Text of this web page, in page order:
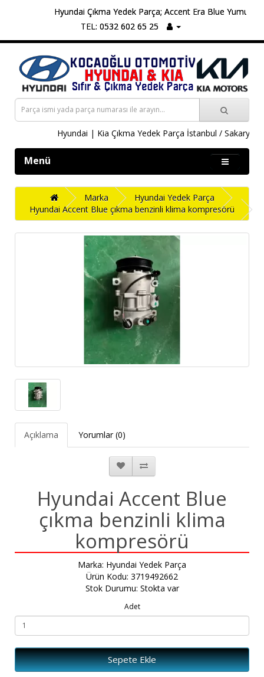
Hyundai Çıkma Yedek Parça; Accent Era Blue
TEL: 0532 602 65 25
Hyundai | Kia Çıkma Yedek Parça İstanbul / Sakarya
Menü
Marka
Hyundai Yedek Parça
Hyundai Accent Blue çıkma benzinli klima kompresörü
Açıklama Yorumlar (0)
Hyundai Accent Blue
çıkma benzinli klima
kompresörü
Marka: Hyundai Yedek Parça
Ürün Kodu: 3719492662
Stok Durumu: Stokta var
Adet
Sepete Ekle